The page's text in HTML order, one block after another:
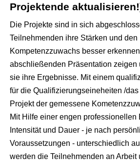
Projektende
Die Projekte sind in sich
Teilnehmenden ihre Stärken und den
Kompetenzzuwachs besser
abschließenden Präsentation zeigen
sie ihre Ergebnisse. Mit einem
für die Qualifizierungseineheiten /
Projekt der gemessene
Mit Hilfe einer engen professionellen
Intensität und Dauer - je nach
Voraussetzungen - unterschiedlich
werden die Teilnehmenden an Arbeit